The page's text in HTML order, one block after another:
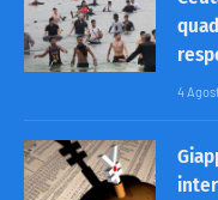
4